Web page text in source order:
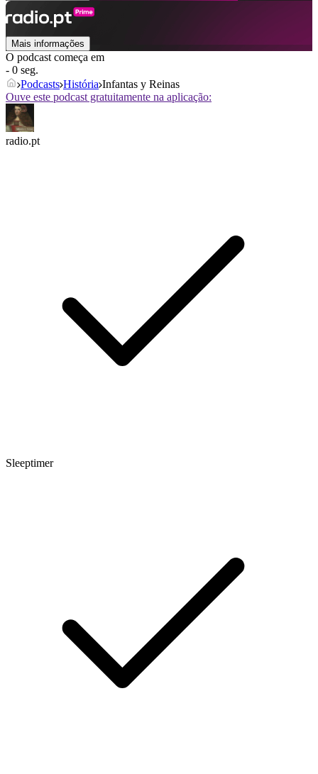
Mais informações
O podcast começa em
- 0 seg.
Podcasts História Infantas y Reinas
Ouve este podcast gratuitamente na aplicação:
radio.pt
Sleeptimer